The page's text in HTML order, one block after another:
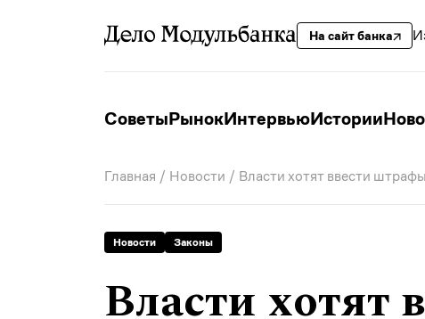
На сайт банка
СоветыРынокИнтервьюИстории
Главная / Новости / Власти хотят ввести
Новости Законы
Власти хотят